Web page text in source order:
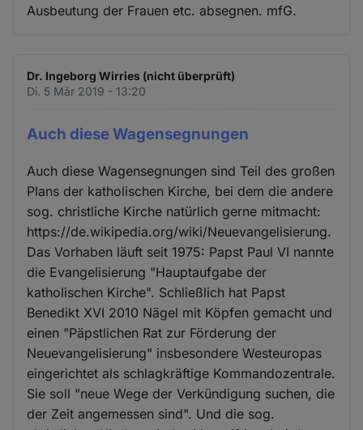
Ausbeutung der Frauen etc. absegnen. mfG.
Dr. Ingeborg Wirries (nicht überprüft)
Di. 5 Mär 2019 - 13:20
Auch diese Wagensegnungen
Auch diese Wagensegnungen sind Teil des großen
Plans der katholischen Kirche, bei dem die andere
sog. christliche Kirche natürlich gerne mitmacht:
https://de.wikipedia.org/wiki/Neuevangelisierung.
Das Vorhaben läuft seit 1975: Papst Paul VI nannte
die Evangelisierung "Hauptaufgabe der
katholischen Kirche". Schließlich hat Papst
Benedikt XVI 2010 Nägel mit Köpfen gemacht und
einen "Päpstlichen Rat zur Förderung der
Neuevangelisierung" insbesondere Westeuropas
eingerichtet als schlagkräftige Kommandozentrale.
Sie soll "neue Wege der Verkündigung suchen, die
der Zeit angemessen sind". Und die sog.